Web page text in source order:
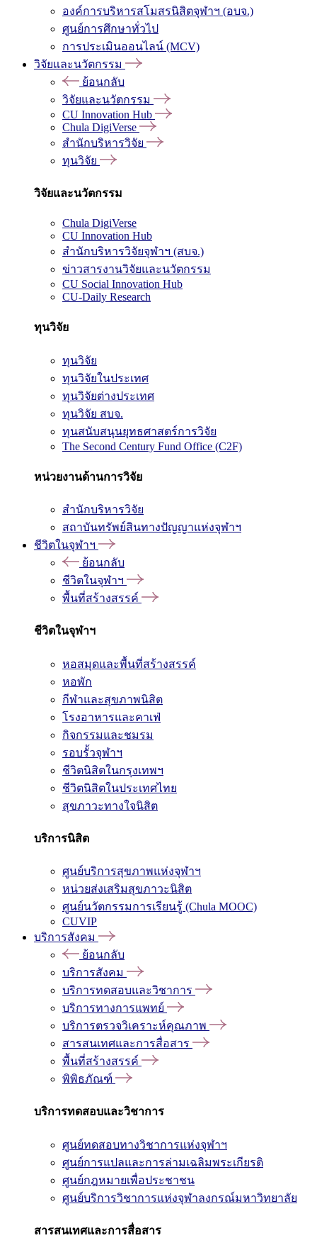
องค์การบริหารสโมสรนิสิตจุฬาฯ (อบจ.)
ศูนย์การศึกษาทั่วไป
การประเมินออนไลน์ (MCV)
วิจัยและนวัตกรรม
ย้อนกลับ
วิจัยและนวัตกรรม
CU Innovation Hub
Chula DigiVerse
สำนักบริหารวิจัย
ทุนวิจัย
วิจัยและนวัตกรรม
Chula DigiVerse
CU Innovation Hub
สำนักบริหารวิจัยจุฬาฯ (สบจ.)
ข่าวสารงานวิจัยและนวัตกรรม
CU Social Innovation Hub
CU-Daily Research
ทุนวิจัย
ทุนวิจัย
ทุนวิจัยในประเทศ
ทุนวิจัยต่างประเทศ
ทุนวิจัย สบจ.
ทุนสนับสนุนยุทธศาสตร์การวิจัย
The Second Century Fund Office (C2F)
หน่วยงานด้านการวิจัย
สำนักบริหารวิจัย
สถาบันทรัพย์สินทางปัญญาแห่งจุฬาฯ
ชีวิตในจุฬาฯ
ย้อนกลับ
ชีวิตในจุฬาฯ
พื้นที่สร้างสรรค์
ชีวิตในจุฬาฯ
หอสมุดและพื้นที่สร้างสรรค์
หอพัก
กีฬาและสุขภาพนิสิต
โรงอาหารและคาเฟ่
กิจกรรมและชมรม
รอบรั้วจุฬาฯ
ชีวิตนิสิตในกรุงเทพฯ
ชีวิตนิสิตในประเทศไทย
สุขภาวะทางใจนิสิต
บริการนิสิต
ศูนย์บริการสุขภาพแห่งจุฬาฯ
หน่วยส่งเสริมสุขภาวะนิสิต
ศูนย์นวัตกรรมการเรียนรู้ (Chula MOOC)
CUVIP
บริการสังคม
ย้อนกลับ
บริการสังคม
บริการทดสอบและวิชาการ
บริการทางการแพทย์
บริการตรวจวิเคราะห์คุณภาพ
สารสนเทศและการสื่อสาร
พื้นที่สร้างสรรค์
พิพิธภัณฑ์
บริการทดสอบและวิชาการ
ศูนย์ทดสอบทางวิชาการแห่งจุฬาฯ
ศูนย์การแปลและการล่ามเฉลิมพระเกียรติ
ศูนย์กฎหมายเพื่อประชาชน
ศูนย์บริการวิชาการแห่งจุฬาลงกรณ์มหาวิทยาลัย
สารสนเทศและการสื่อสาร